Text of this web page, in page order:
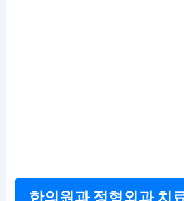
한의원과 정형외과 치